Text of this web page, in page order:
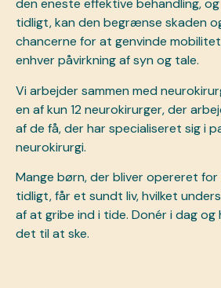
den eneste effektive behandling,
tidligt, kan den begrænse skaden
chancerne for at genvinde
enhver påvirkning af syn og tale.
Vi arbejder sammen med
en af kun 12 neurokirurger, der
af de få, der har specialiseret sig i
neurokirurgi.
Mange børn, der bliver opereret
tidligt, får et sundt liv, hvilket
af at gribe ind i tide. Donér i dagog
det til at ske.